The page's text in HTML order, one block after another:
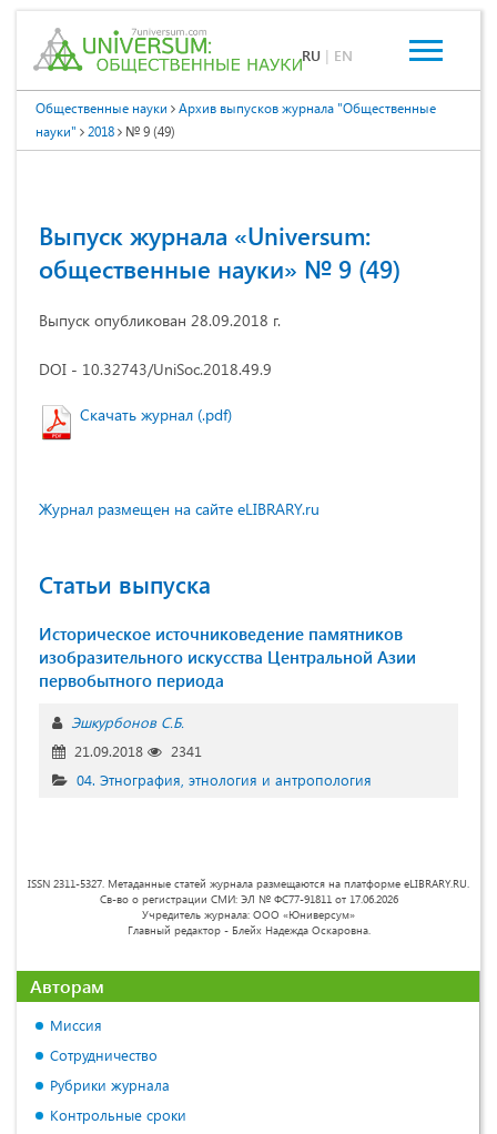
RU | EN
Общественные науки
Архив выпусков журнала "Общественные
науки"
2018 № 9 (49)
Выпуск журнала «Universum:
общественные науки» № 9 (49)
Выпуск опубликован 28.09.2018 г.
DOI - 10.32743/UniSoc.2018.49.9
Скачать журнал (.pdf)
Журнал размещен на сайте eLIBRARY.ru
Статьи выпуска
Историческое источниковедение памятников
изобразительного искусства Центральной Азии
первобытного периода
Эшкурбонов С.Б.
21.09.2018
2341
04. Этнография, этнология и антропология
ISSN 2311-5327. Метаданные статей журнала размещаются на платформе eLIBRARY.RU.
Св-во о регистрации СМИ: ЭЛ № ФС77-91811 от 17.06.2026
Учредитель журнала: ООО «Юниверсум»
Главный редактор - Блейх Надежда Оскаровна.
Авторам
Миссия
Сотрудничество
Рубрики журнала
Контрольные сроки